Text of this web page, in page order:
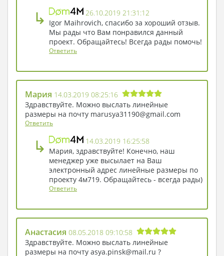
↳
26.10.2019 21:31:12
Igor Maihrovich, спасибо за хороший отзыв.
Мы рады что Вам понравился данный
проект. Обращайтесь! Всегда рады помочь!
Ответить
Мария 14.03.2019 08:25:16
Здравствуйте. Можно выслать линейные
размеры на почту marusya31190@gmail.com
Ответить
↳
14.03.2019 16:25:58
Мария, здравствуйте! Конечно, наш
менеджер уже высылает на Ваш
электронный адрес линейные размеры по
проекту 4м719. Обращайтесь - всегда рады)
Ответить
Анастасия 08.05.2018 09:10:58
Здравствуйте. Можно выслать линейные
размеры на почту asya.pinsk@mail.ru ?